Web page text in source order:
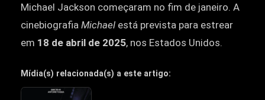
Michael Jackson começaram no fim de janeiro. A
cinebiografia Michael está prevista para estrear
em 18 de abril de 2025, nos Estados Unidos.
Mídia(s) relacionada(s) a este artigo: